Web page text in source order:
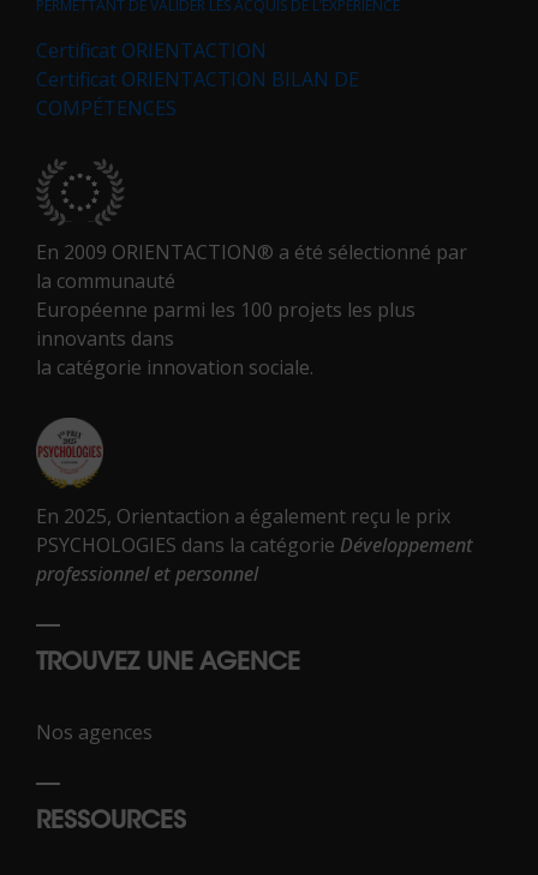
PERMETTANT DE VALIDER LES ACQUIS DE L’EXPÉRIENCE
Certificat ORIENTACTION
Certificat ORIENTACTION BILAN DE
COMPÉTENCES
En 2009 ORIENTACTION® a été sélectionné par
la communauté
Européenne parmi les 100 projets les plus
innovants dans
la catégorie innovation sociale.
En 2025, Orientaction a également reçu le prix
PSYCHOLOGIES dans la catégorie Développement
professionnel et personnel
TROUVEZ UNE AGENCE
Nos agences
RESSOURCES